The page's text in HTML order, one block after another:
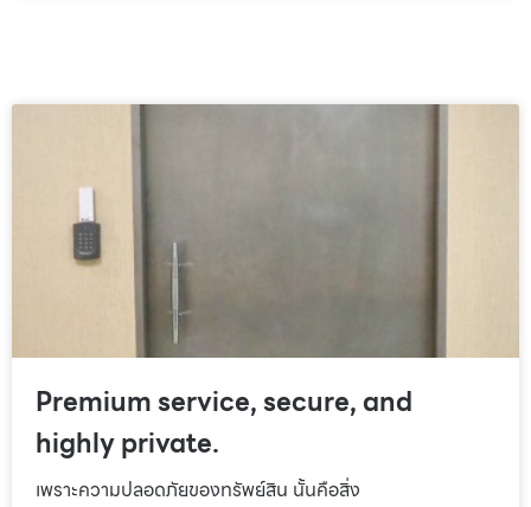
Premium service, secure, and
highly private.
เพราะความปลอดภัยของทรัพย์สิน นั้นคือสิ่ง